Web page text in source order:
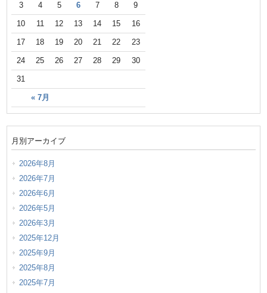
« 7月
3 4 5 6 7 8 9
10 11 12 13 14 15 16
17 18 19 20 21 22 23
24 25 26 27 28 29 30
31
月別アーカイブ
2026年8月
2026年7月
2026年6月
2026年5月
2026年3月
2025年12月
2025年9月
2025年8月
2025年7月